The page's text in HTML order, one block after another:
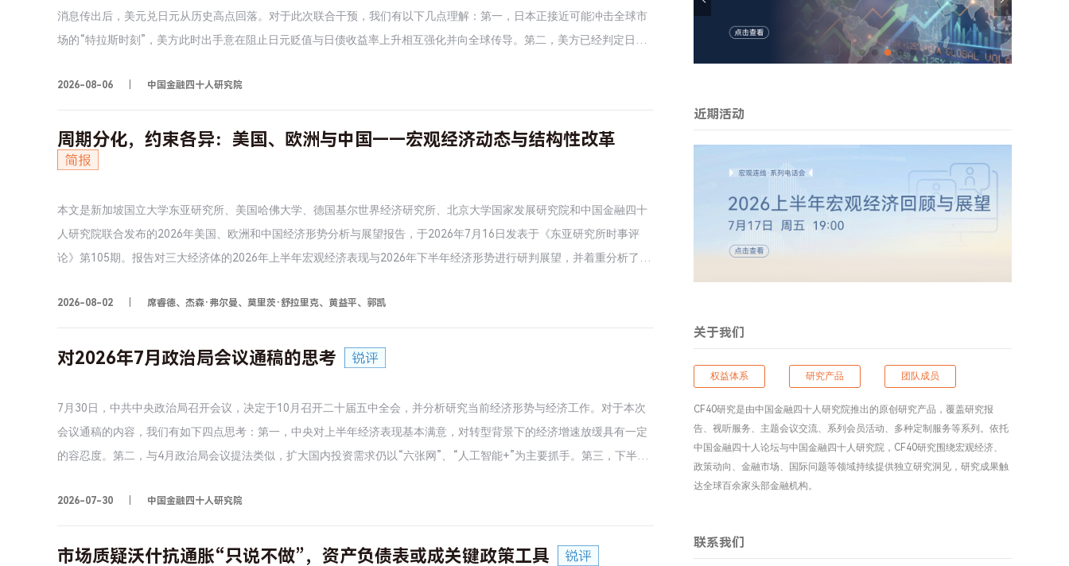
消息传出后，美元兑日元从历史高点回落。对于此次联合干预，我们有以下几点理解：第一，日本正接近可能冲击全球市
场的“特拉斯时刻”，美方此时出手意在阻止日元贬值与日债收益率上升相互强化并向全球传导。第二，美方已经判定日元
等亚洲货币竞争性贬值，符合特朗普政府缩小贸易逆差的政策取向。第四，美债压力不是美方出手的直接原因，但其操作
忧，同时威慑日元空头，信号意义大于实际需要。第五，联合干预为日元贬值划出了大致边界，但其能否持续升值仍取决
于日本国内政策如何调整；美债能否企稳，则取决于沃什能否修复美联储的抗通胀信誉。
2026-08-06 中国金融四十人研究院
周期分化，约束各异：美国、欧洲与中国——宏观经济动态与结构性改革
本文是新加坡国立大学东亚研究所、美国哈佛大学、德国基尔世界经济研究所、北京大学国家发展研究院和中国金融四十
人研究院联合发布的2026年美国、欧洲和中国经济形势分析与展望报告，于2026年7月16日发表于《东亚研究所时事评
论》第105期。报告对三大经济体的2026年上半年宏观经济表现与2026年下半年经济形势进行研判展望，并着重分析了中
2026-08-02 席睿德、杰森·弗尔曼、莫里茨·舒拉里克、黄益平、郭凯
对2026年7月政治局会议通稿的思考
7月30日，中共中央政治局召开会议，决定于10月召开二十届五中全会，并分析研究当前经济形势与经济工作。对于本次
会议通稿的内容，我们有如下四点思考：第一，中央对上半年经济表现基本满意，对转型背景下的经济增速放缓具有一定
的容忍度。第二，与4月政治局会议提法类似，扩大国内投资需求仍以“六张网”、“人工智能+”为主要抓手。第三，下半年
增长的概率不高。
2026-07-30 中国金融四十人研究院
市场质疑沃什抗通胀“只说不做”，资产负债表或成关键政策工具
近期活动
关于我们
权益体系 研究产品 团队成员
CF40研究是由中国金融四十人研究院推出的原创研究产品，覆盖研究报
告、视听服务、主题会议交流、系列会员活动、多种定制服务等系列。依托
中国金融四十人论坛与中国金融四十人研究院，CF40研究围绕宏观经济、
政策动向、金融市场、国际问题等领域持续提供独立研究洞见，研究成果触
达全球百余家头部金融机构。
联系我们